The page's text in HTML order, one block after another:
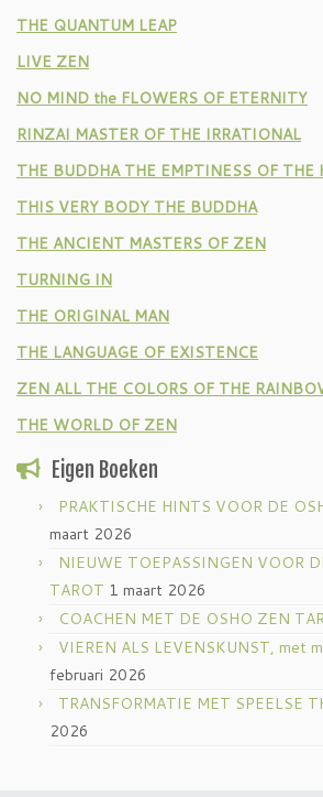
THE QUANTUM LEAP
LIVE ZEN
NO MIND the FLOWERS OF ETERNITY
RINZAI MASTER OF THE IRRATIONAL
THE BUDDHA THE EMPTINESS OF THE
THIS VERY BODY THE BUDDHA
THE ANCIENT MASTERS OF ZEN
TURNING IN
THE ORIGINAL MAN
THE LANGUAGE OF EXISTENCE
ZEN ALL THE COLORS OF THE
THE WORLD OF ZEN
Eigen Boeken
PRAKTISCHE HINTS VOOR DE
maart 2026
NIEUWE TOEPASSINGEN VOOR
TAROT 1 maart 2026
COACHEN MET DE OSHO ZEN
VIEREN ALS LEVENSKUNST, met
februari 2026
TRANSFORMATIE MET SPEELSE
2026